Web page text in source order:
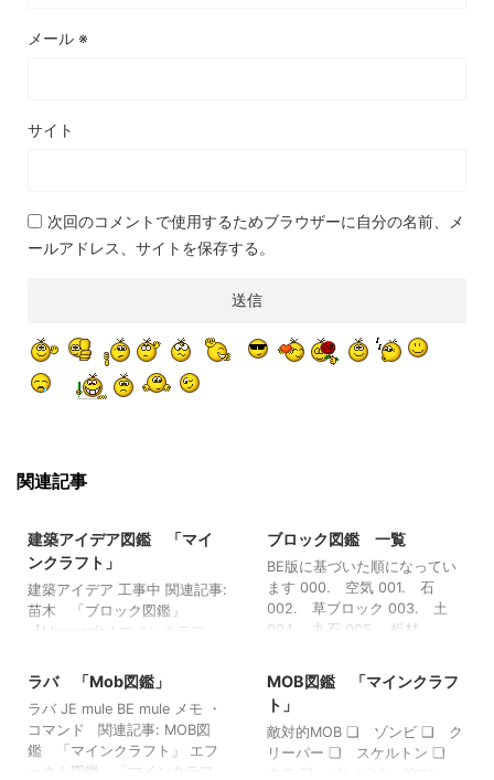
メール ※
サイト
次回のコメントで使用するためブラウザーに自分の名前、メ
ールアドレス、サイトを保存する。
関連記事
建築アイデア図鑑 「マイ
ンクラフト」
建築アイデア 工事中 関連記事:
苗木 「ブロック図鑑」
【Minecraft / マインクラフ
【Minecraft / マインクラフ
ト】 ネザーレンガのフェン
ス 「ブロック図鑑」
【Minecraft / マインクラフ
ト】 回路図鑑 「マインクラ
ブロック図鑑 一覧
BE版に基づいた順になってい
ます 000. 空気 001. 石
002. 草ブロック 003. 土
004. 丸石 005. 板材
水（水流） 009. 静止した水
（水源） 010. 溶岩 011. 静
止した溶岩 012. 砂 013. 砂
利 014. 金鉱石 015. 鉄鉱石
016. 石炭鉱石 017. 原木
ラバ 「Mob図鑑」
ラバ JE mule BE mule メモ ・
コマンド 関連記事: MOB図
鑑 「マインクラフト」 エフ
ェクト図鑑 「マインクラフ
MOB図鑑 「マインクラフ
ト」
敵対的MOB ❏ ゾンビ ❏ ク
リーパー ❏ スケルトン ❏